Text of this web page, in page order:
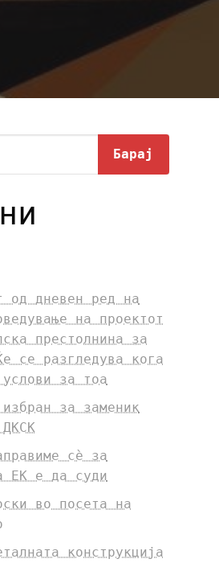
Барај
од дневен ред на
на проектот
престолнина за
се разгледува кога
за тоа
за заменик
сè за
ЕК е да суди
во посета на
конструкција